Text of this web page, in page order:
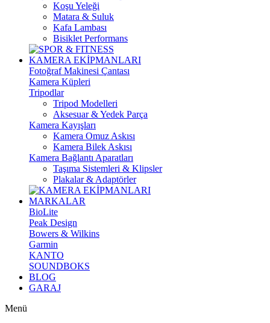
Koşu Yeleği
Matara & Suluk
Kafa Lambası
Bisiklet Performans
KAMERA EKİPMANLARI
Fotoğraf Makinesi Çantası
Kamera Küpleri
Tripodlar
Tripod Modelleri
Aksesuar & Yedek Parça
Kamera Kayışları
Kamera Omuz Askısı
Kamera Bilek Askısı
Kamera Bağlantı Aparatları
Taşıma Sistemleri & Klipsler
Plakalar & Adaptörler
MARKALAR
BioLite
Peak Design
Bowers & Wilkins
Garmin
KANTO
SOUNDBOKS
BLOG
GARAJ
Menü